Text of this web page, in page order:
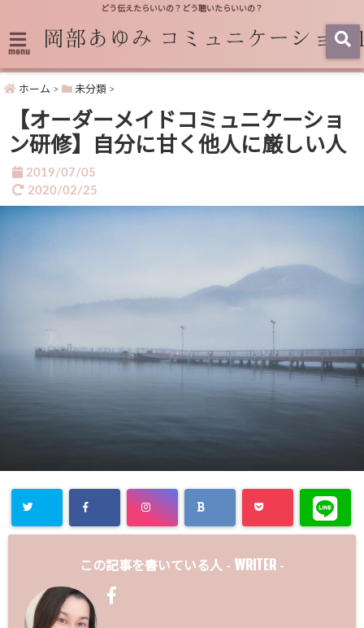
どう伝えたらいいの？どう聴いたらいいの？
menu
ホーム > 未分類 >
【オーダーメイドコミュニケーショ
ン研修】自分に甘く他人に厳しい人
2019/07/05
2020/02/25
この記事を書いている人 - WRITER -